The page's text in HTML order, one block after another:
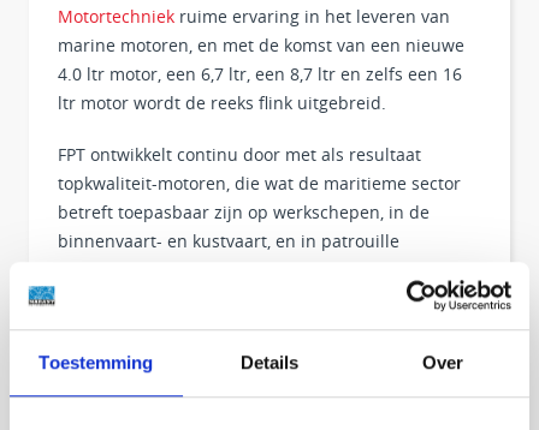
Toestemming Details Over
Motortechniek ruime ervaring in het leveren van
marine motoren, en met de komst van een nieuwe
4.0 ltr motor, een 6,7 ltr, een 8,7 ltr en zelfs een 16
ltr motor wordt de reeks flink uitgebreid.
FPT ontwikkelt continu door met als resultaat
topkwaliteit-motoren, die wat de maritieme sector
betreft toepasbaar zijn op werkschepen, in de
binnenvaart- en kustvaart, en in patrouille
geleverd voor het passagiersvervoer en zijn ze
bruikbaar als boegschroefmotor. Bovendien zijn de
FPT marine motoren afhankelijk van de toepassing,